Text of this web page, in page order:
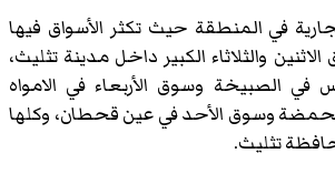
في المنطقة حيث تكثر الأسواق فيها
والثلاثاء الكبير داخل مدينة تثليث،
الصبيخة وسوق الأربعاء في الامواه
وسوق الأحد في عين قحطان، وكلها
تثليث.